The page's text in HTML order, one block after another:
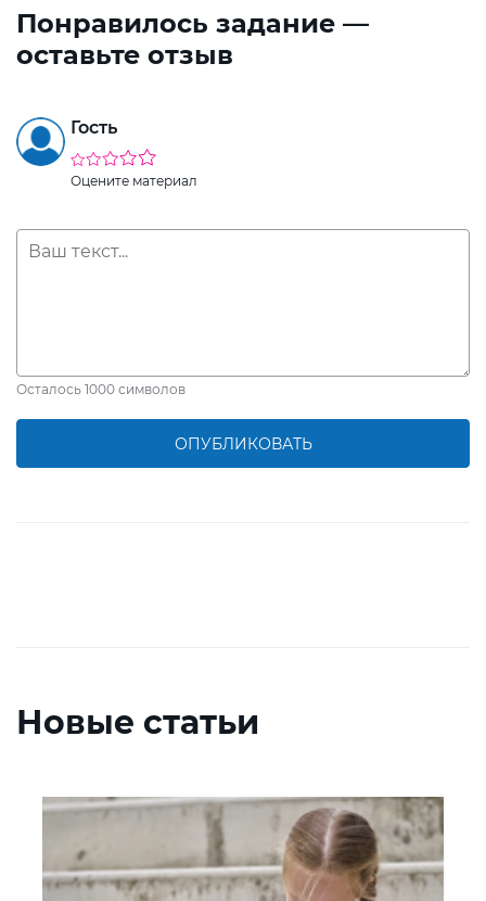
Понравилось задание —
оставьте отзыв
Гость
Оцените материал
Осталось 1000 символов
ОПУБЛИКОВАТЬ
Новые статьи